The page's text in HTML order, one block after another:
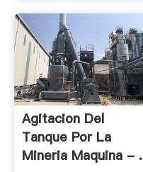
Agitacion Del
Tanque Por La
Mineria Maquina - .